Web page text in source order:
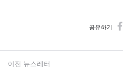
공유하기
이전 뉴스레터